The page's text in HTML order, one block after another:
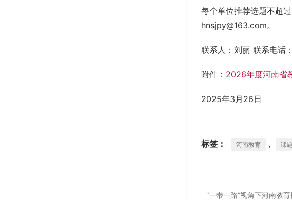
每个单位推荐选题不超
hnsjpy@163.com。
联系人：刘丽 联系电话
附件： 2026年度河南省
2025年3月26日
标签： 河南教育 , 课题
“一带一路”视角下河南教